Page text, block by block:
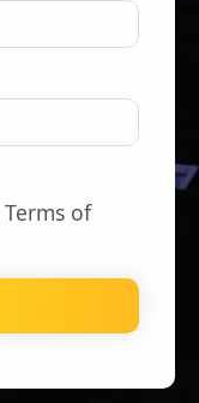
Terms of